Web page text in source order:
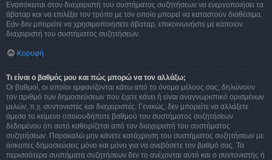
Εναπόκειται στον διαχειριστή του συστήματος συζητήσεων να ενεργοποιήσει τα
άβαταρ και να επιλέξει τον τρόπο με τον οποίο μπορεί να καταστούν διαθέσιμα.
Εάν δεν μπορείτε να χρησιμοποιήσετε άβαταρ, επικοινωνήστε με κάποιον
διαχειριστή του συστήματος συζητήσεων.
Κορυφή
Τι είναι ο βαθμός μου και πώς μπορώ να τον αλλάξω;
Οι βαθμοί, οι οποίοι εμφανίζονται κάτω από το όνομα μέλους σας, δηλώνουν
τον αριθμό των δημοσιεύσεων που έχετε κάνει ή είναι αναγνωριστικό ορισμένων
μελών, π.χ. συντονιστές και διαχειριστές. Γενικώς, δεν μπορείτε να αλλάξετε
άμεσα το κείμενο οποιουδήποτε βαθμού του συστήματος συζητήσεων
δεδομένου ότι αυτό καθορίζεται από τον διαχειριστή του συστήματος
συζητήσεων. Παρακαλώ μην κάνετε κατάχρηση του συστήματος συζητήσεων με
άσκοπες δημοσιεύσεις μόνο και μόνο για να ανεβάσετε τον βαθμό σας. Τα
περισσότερα συστήματα συζητήσεων δεν το ανέχονται αυτό και ο συντονιστής ή